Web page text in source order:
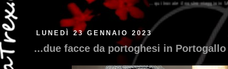
...qui trovate il nostro viaggio in MESSICO 2023...clikka qui !!!
LUNEDÌ 23 GENNAIO 2023
...due facce da portoghesi in